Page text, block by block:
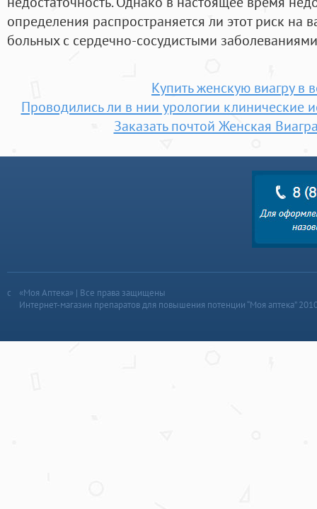
определения распространяется ли этот риск на
больных с сердечно-сосудистыми
Купить женскую виагру в
Проводились ли в нии урологии клинические
Заказать почтой Женская
«Моя Аптека» | Все права защищены
Интернет-магазин препаратов для повышения потенции “Моя аптека”